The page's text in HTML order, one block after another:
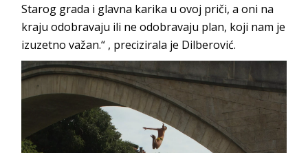
Starog grada i glavna karika u ovoj priči, a oni na
kraju odobravaju ili ne odobravaju plan, koji nam je
izuzetno važan.“ , precizirala je Dilberović.